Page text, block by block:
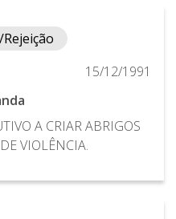
15/12/1991
A CRIAR ABRIGOS
VIOLÊNCIA.